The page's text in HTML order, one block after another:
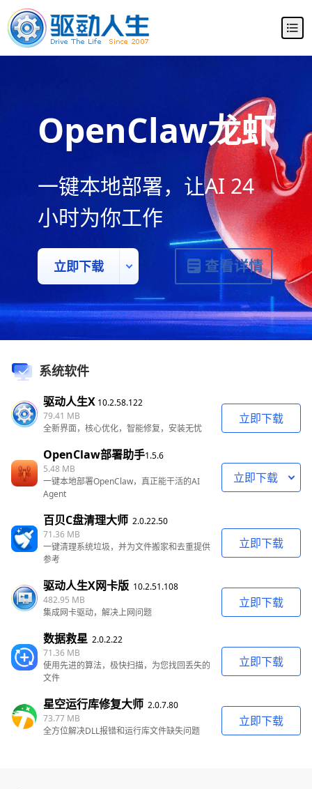
OpenClaw龙虾
部署助手
一键本地部署，让AI 24
小时为你工作
立即下载
系统软件
驱动人生X 10.2.58.122
79.41 MB
全新界面，核心优化，智能修复，安装无忧
立即下载
OpenClaw部署助手1.5.6
5.48 MB
一键本地部署OpenClaw，真正能干活的AI
Agent
立即下载
百贝C盘清理大师 2.0.22.50
71.36 MB
一键清理系统垃圾，并为文件搬家和去重提供
参考
立即下载
驱动人生X网卡版 10.2.51.108
482.95 MB
集成网卡驱动，解决上网问题
立即下载
数据救星 2.0.2.22
71.36 MB
使用先进的算法，极快扫描，为您找回丢失的
文件
立即下载
星空运行库修复大师 2.0.7.80
73.77 MB
全方位解决DLL报错和运行库文件缺失问题
立即下载